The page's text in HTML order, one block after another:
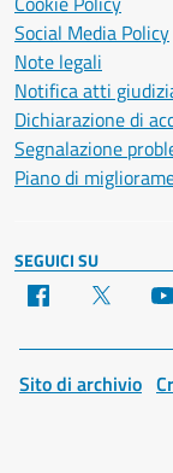
Social Media Policy
Note legali
Notifica atti
Dichiarazione di
Segnalazione
Piano di
SEGUICI SU
Facebook
Sito di archivio